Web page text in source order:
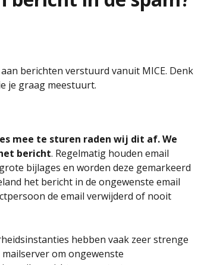
berichten verstuurd vanuit MICE. Denk
je graag meestuurt.
mee te sturen raden wij dit af. We
bericht. Regelmatig houden email
bijlages en worden deze gemarkeerd
het bericht in de ongewenste email
de email verwijderd of nooit
hebben vaak zeer strenge
om ongewenste